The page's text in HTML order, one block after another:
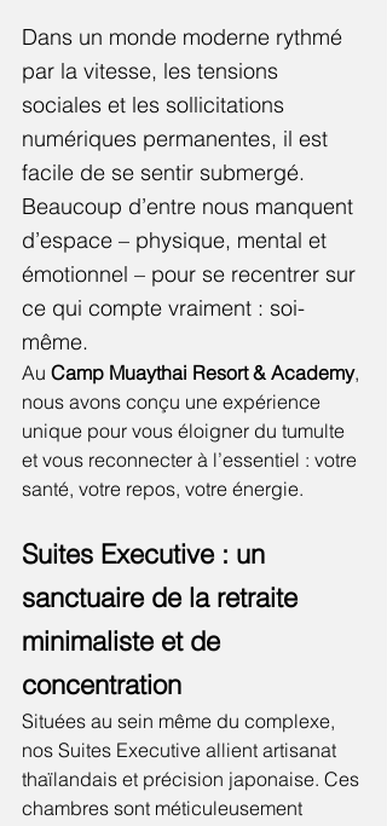
Dans un monde moderne rythmé
par la vitesse, les tensions
sociales et les sollicitations
numériques permanentes, il est
facile de se sentir submergé.
Beaucoup d’entre nous manquent
d’espace – physique, mental et
émotionnel – pour se recentrer sur
ce qui compte vraiment : soi-
même.
Au Camp Muaythai Resort & Academy,
nous avons conçu une expérience
unique pour vous éloigner du tumulte
et vous reconnecter à l’essentiel : votre
santé, votre repos, votre énergie.
Suites Executive : un
sanctuaire de la retraite
minimaliste et de
concentration
Situées au sein même du complexe,
nos Suites Executive allient artisanat
thaïlandais et précision japonaise. Ces
chambres sont méticuleusement